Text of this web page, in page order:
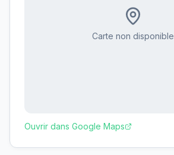
Carte non disponible
Ouvrir dans Google Maps